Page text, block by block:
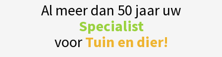
Al meer dan 50 jaar uw
Specialist
voorTuin en dier!